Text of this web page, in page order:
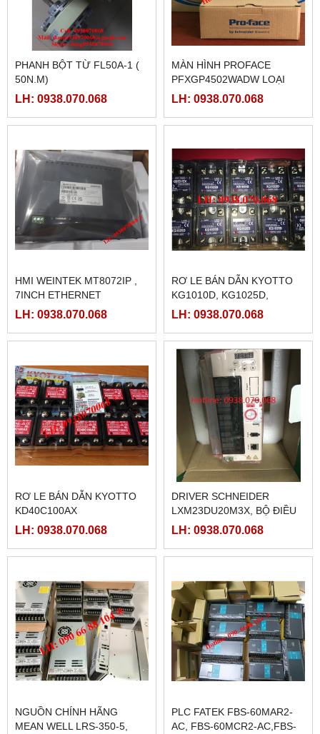
PHANH BỘT TỪ FL50A-1 (
50N.M)
LH: 0938.070.068
MÀN HÌNH PROFACE
PFXGP4502WADW LOẠI
10INCH
LH: 0938.070.068
HMI WEINTEK MT8072IP ,
7INCH ETHERNET
LH: 0938.070.068
RƠ LE BÁN DẪN KYOTTO
KG1010D, KG1025D,
KG1040D VÀ KG1075D
LH: 0938.070.068
RƠ LE BÁN DẪN KYOTTO
KD40C100AX
LH: 0938.070.068
DRIVER SCHNEIDER
LXM23DU20M3X, BỘ ĐIỀU
KHIỂN SERVO
LH: 0938.070.068
NGUỒN CHÍNH HÃNG
MEAN WELL LRS-350-5,
PLC FATEK FBS-60MAR2-
AC, FBS-60MCR2-AC,FBS-